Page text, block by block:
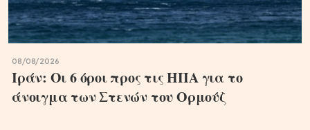
08/08/2026
Ιράν: Οι 6 όροι προς τις ΗΠΑ για το
άνοιγμα των Στενών του Ορμούζ